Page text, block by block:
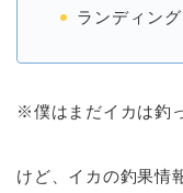
ランディン
※僕はまだイカは釣
けど、イカの釣果情